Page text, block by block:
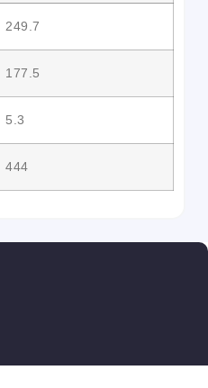
249.7
177.5
5.3
444